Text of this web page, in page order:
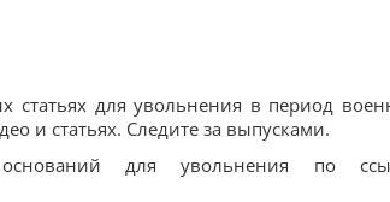
статьях для увольнения в период
и статьях. Следите за выпусками.
для увольнения по